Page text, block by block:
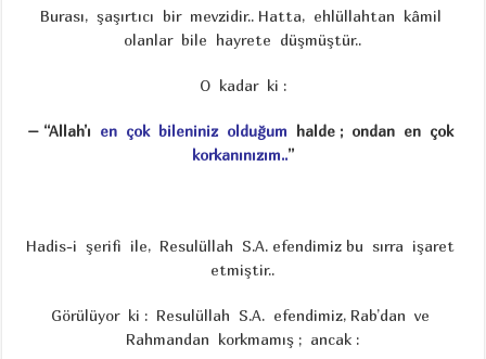
Burası, şaşırtıcı bir mevzidir.. Hatta, ehlüllahtan kâmil
olanlar bile hayrete düşmüştür..
O kadar ki :
– “Allah’ı en çok bileniniz olduğum halde ; ondan en çok
korkanınızım..”
Hadis-i şerifi ile, Resulüllah S.A. efendimiz bu sırra işaret
etmiştir..
Görülüyor ki : Resulüllah S.A. efendimiz, Rab’dan ve
Rahmandan korkmamış ; ancak :